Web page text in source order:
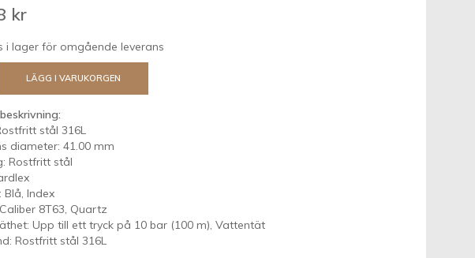
kr
i lager för omgående leverans
LÄGG I VARUKORGEN
stål 316L
diameter: 41.00 mm
Rostfritt stål
Blå, Index
8T63, Quartz
Upp till ett tryck på 10 bar (100 m), Vattentät
Rostfritt stål 316L